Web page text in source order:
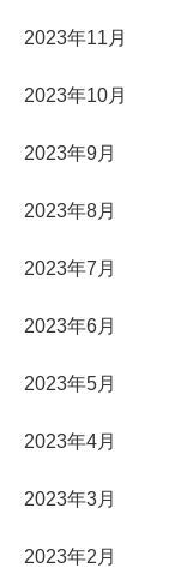
2023年11月
2023年10月
2023年9月
2023年8月
2023年7月
2023年6月
2023年5月
2023年4月
2023年3月
2023年2月